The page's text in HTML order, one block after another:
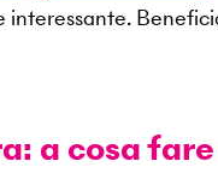
a cosa